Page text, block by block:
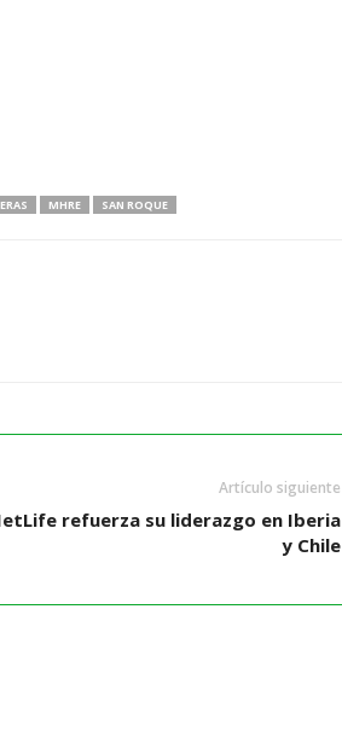
MHRE SAN ROQUE
Artículo siguiente
refuerza su liderazgo en Iberia
y Chile